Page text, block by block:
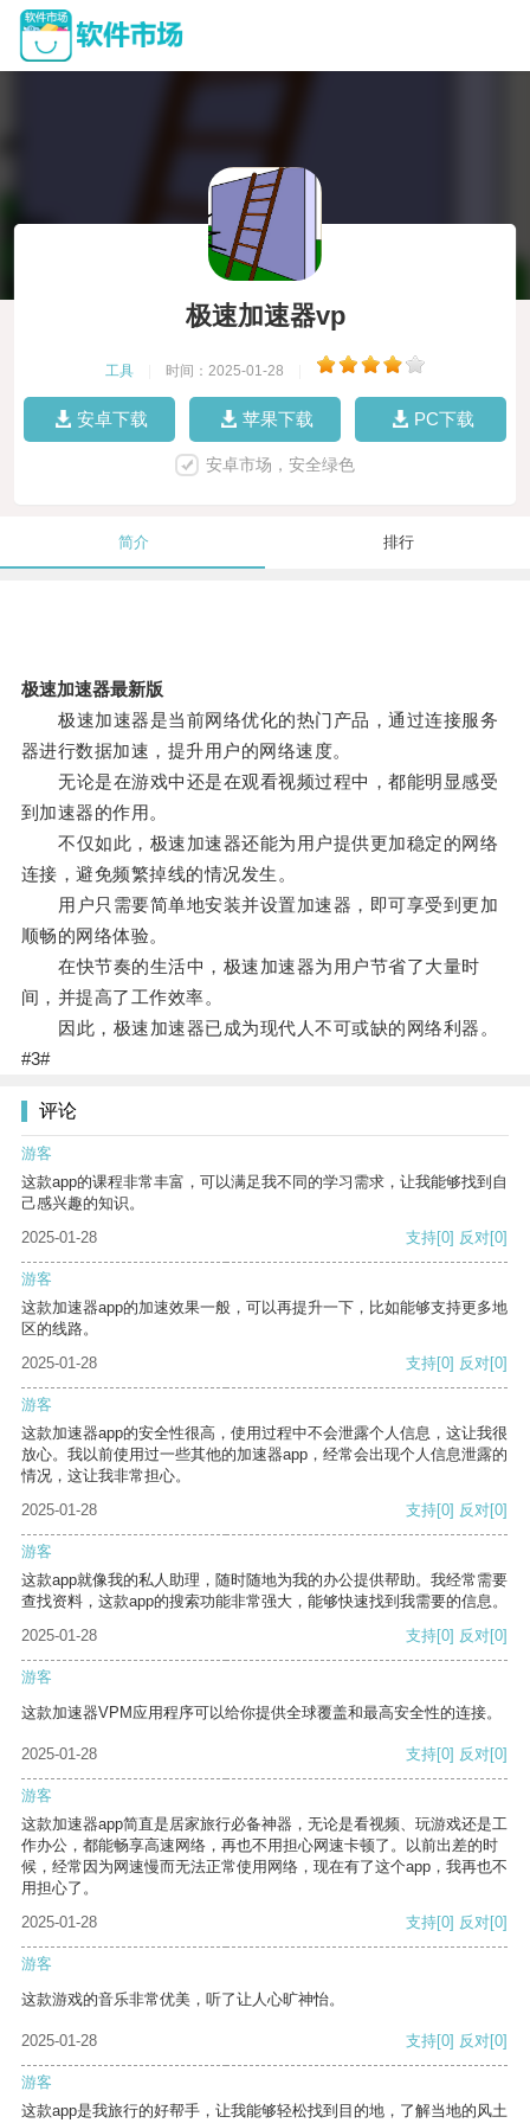
极速加速器vp
工具 时间：2025-01-28
安卓下载 苹果下载 PC下载
安卓市场，安全绿色
简介 排行
极速加速器最新版
极速加速器是当前网络优化的热门产品，通过连接服务
器进行数据加速，提升用户的网络速度。
无论是在游戏中还是在观看视频过程中，都能明显感受
到加速器的作用。
不仅如此，极速加速器还能为用户提供更加稳定的网络
连接，避免频繁掉线的情况发生。
用户只需要简单地安装并设置加速器，即可享受到更加
顺畅的网络体验。
在快节奏的生活中，极速加速器为用户节省了大量时
间，并提高了工作效率。
因此，极速加速器已成为现代人不可或缺的网络利器。
#3#
评论
游客
这款app的课程非常丰富，可以满足我不同的学习需求，让我能够找到自
己感兴趣的知识。
2025-01-28
支持[0] 反对[0]
游客
这款加速器app的加速效果一般，可以再提升一下，比如能够支持更多地
区的线路。
2025-01-28
支持[0] 反对[0]
游客
这款加速器app的安全性很高，使用过程中不会泄露个人信息，这让我很
放心。我以前使用过一些其他的加速器app，经常会出现个人信息泄露的
情况，这让我非常担心。
2025-01-28
支持[0] 反对[0]
游客
这款app就像我的私人助理，随时随地为我的办公提供帮助。我经常需要
查找资料，这款app的搜索功能非常强大，能够快速找到我需要的信息。
2025-01-28
支持[0] 反对[0]
游客
这款加速器VPM应用程序可以给你提供全球覆盖和最高安全性的连接。
2025-01-28 支持[0] 反对[0]
游客
这款加速器app简直是居家旅行必备神器，无论是看视频、玩游戏还是工
作办公，都能畅享高速网络，再也不用担心网速卡顿了。以前出差的时
候，经常因为网速慢而无法正常使用网络，现在有了这个app，我再也不
用担心了。
2025-01-28
支持[0] 反对[0]
游客
这款游戏的音乐非常优美，听了让人心旷神怡。
2025-01-28 支持[0] 反对[0]
游客
这款app是我旅行的好帮手，让我能够轻松找到目的地，了解当地的风土